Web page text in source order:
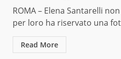
ROMA – Elena Santarelli
per loro ha riservato una
Read More